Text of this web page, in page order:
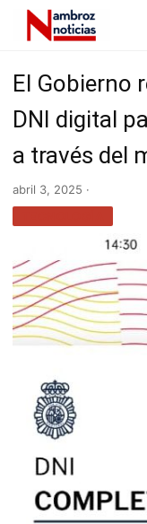
El Gobierno
DNI digital
a través del
abril 3, 2025 ·